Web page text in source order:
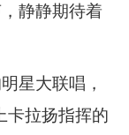
静静期待着
星大联唱，
卡拉扬指挥的